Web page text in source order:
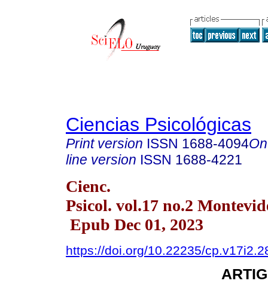
Ciencias Psicológicas
Print version ISSN 1688-4094
line version ISSN 1688-4221
Cienc.
Psicol. vol.17 no.2
Epub Dec 01, 2023
https://doi.org/10.22235/